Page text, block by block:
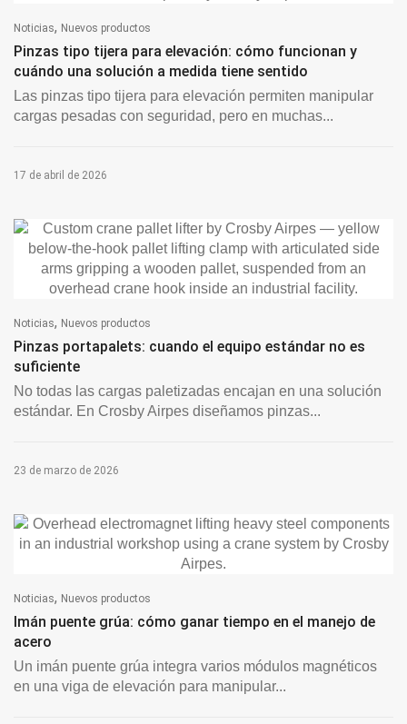
Noticias, Nuevos productos
Pinzas tipo tijera para elevación: cómo funcionan y
cuándo una solución a medida tiene sentido
Las pinzas tipo tijera para elevación permiten manipular
cargas pesadas con seguridad, pero en muchas...
17 de abril de 2026
Noticias, Nuevos productos
Pinzas portapalets: cuando el equipo estándar no es
suficiente
No todas las cargas paletizadas encajan en una solución
estándar. En Crosby Airpes diseñamos pinzas...
23 de marzo de 2026
Noticias, Nuevos productos
Imán puente grúa: cómo ganar tiempo en el manejo de
acero
Un imán puente grúa integra varios módulos magnéticos
en una viga de elevación para manipular...